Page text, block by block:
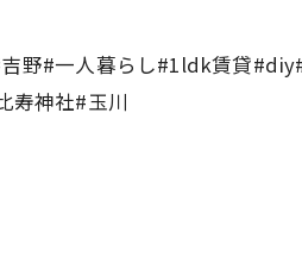
野#一人暮らし#1ldk賃貸
寿神社#玉川